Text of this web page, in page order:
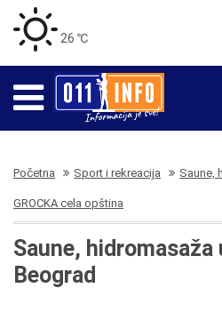
26 ℃
Početna Sport i rekreacija Saune,
GROCKA cela opština
Saune, hidromasaža
Beograd